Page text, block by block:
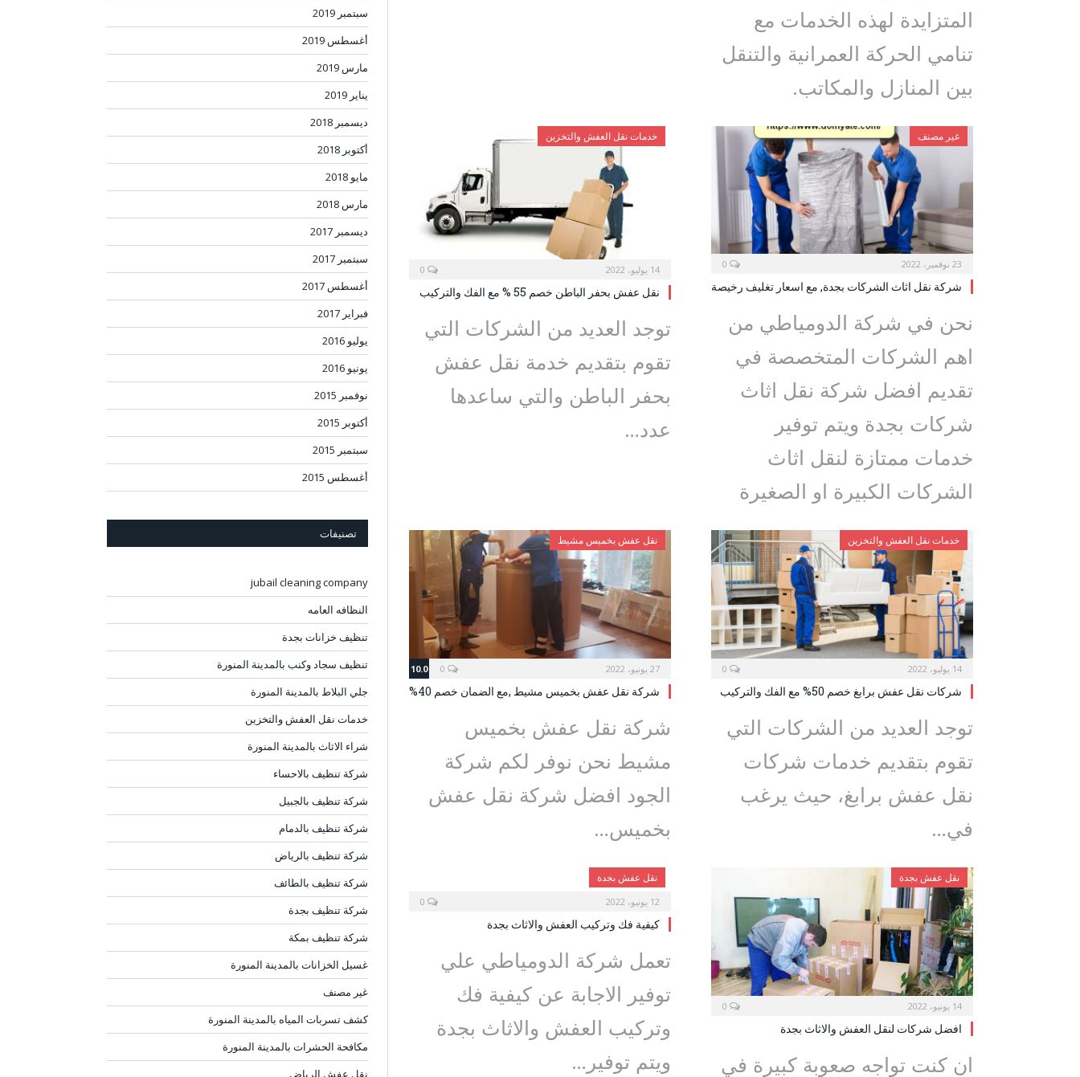
المتزايدة لهذه الخدمات مع
تنامي الحركة العمرانية والتنقل
بين المنازل والمكاتب.
غير مصنف
23 نوفمبر، 2022
شركة نقل اثاث الشركات بجدة, مع اسعار تغليف رخيصة
نحن في شركة الدومياطي من
اهم الشركات المتخصصة في
تقديم افضل شركة نقل اثاث
شركات بجدة ويتم توفير
خدمات ممتازة لنقل اثاث
الشركات الكبيرة او الصغيرة
خدمات نقل العفش والتخزين
14 يوليو، 2022
نقل عفش بحفر الباطن خصم 55 % مع الفك والتركيب
توجد العديد من الشركات التي
تقوم بتقديم خدمة نقل عفش
بحفر الباطن والتي ساعدها
عدد…
خدمات نقل العفش والتخزين
14 يوليو، 2022
شركات نقل عفش برابغ خصم 50% مع الفك والتركيب
توجد العديد من الشركات التي
تقوم بتقديم خدمات شركات
نقل عفش برابغ، حيث يرغب
في…
نقل عفش بخميس مشيط
27 يونيو، 2022 10.0
شركة نقل عفش بخميس مشيط ,مع الضمان خصم 40%
شركة نقل عفش بخميس
مشيط نحن نوفر لكم شركة
الجود افضل شركة نقل عفش
بخميس…
نقل عفش بجدة
14 يونيو، 2022
افضل شركات لنقل العفش والاثاث بجدة
ان كنت تواجه صعوبة كبيرة في
نقل عفش بجدة
12 يونيو، 2022
كيفية فك وتركيب العفش والاثاث بجدة
تعمل شركة الدومياطي علي
توفير الاجابة عن كيفية فك
وتركيب العفش والاثاث بجدة
ويتم توفير…
سبتمبر 2019
أغسطس 2019
مارس 2019
يناير 2019
ديسمبر 2018
أكتوبر 2018
مايو 2018
مارس 2018
ديسمبر 2017
سبتمبر 2017
أغسطس 2017
فبراير 2017
يوليو 2016
يونيو 2016
نوفمبر 2015
أكتوبر 2015
سبتمبر 2015
أغسطس 2015
تصنيفات
jubail cleaning company
النظافه العامه
تنظيف خزانات بجدة
تنظيف سجاد وكنب بالمدينة المنورة
جلي البلاط بالمدينة المنورة
خدمات نقل العفش والتخزين
شراء الاثاث بالمدينة المنورة
شركة تنظيف بالاحساء
شركة تنظيف بالجبيل
شركة تنظيف بالدمام
شركة تنظيف بالرياض
شركة تنظيف بالطائف
شركة تنظيف بجدة
شركة تنظيف بمكة
غسيل الخزانات بالمدينة المنورة
غير مصنف
كشف تسربات المياه بالمدينة المنورة
مكافحة الحشرات بالمدينة المنورة
نقل عفش الرياض